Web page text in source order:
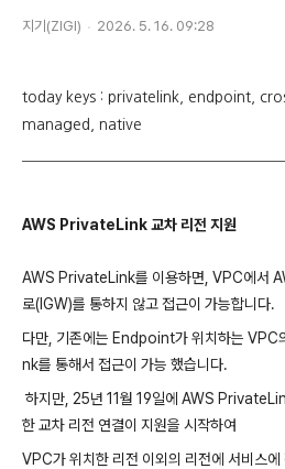
지기(ZIGI) 2026. 5. 16. 09:28
today keys : privatelink, endpoint,
managed, native
AWS PrivateLink 교차 리전 지원
AWS PrivateLink를 이용하면, VPC에서
로(IGW)를 통하지 않고 접근이 가능합니다.
다만, 기존에는 Endpoint가 위치하는 VPC
nk를 통해서 접근이 가능 했습니다.
하지만, 25년 11월 19일에 AWS
한 교차 리전 연결이 지원을 시작하여
VPC가 위치한 리전 이외의 리전에 서비스